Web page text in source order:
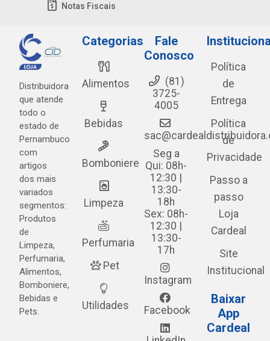
Notas Fiscais
Distribuidora
que atende
todo o
estado de
Pernambuco
com
artigos
dos mais
variados
segmentos:
Produtos
de
Limpeza,
Perfumaria,
Alimentos,
Bomboniere,
Bebidas e
Pets.
Categorias
Alimentos
Bebidas
Bomboniere
Limpeza
Perfumaria
Pet
Utilidades
Fale
Conosco
(81)
3725-
4005
Seg a
Qui: 08h-
12:30 |
13:30-
18h
Sex: 08h-
12:30 |
13:30-
17h
Instagram
Facebook
Política
de
Entrega
Política
de
Privacidade
Passo a
passo
Loja
Cardeal
Site
Institucional
Baixar
App
Cardeal